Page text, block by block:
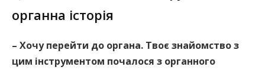
органна історія
– Хочу перейти до органа. Твоє знайомство з
цим інструментом почалося з органного